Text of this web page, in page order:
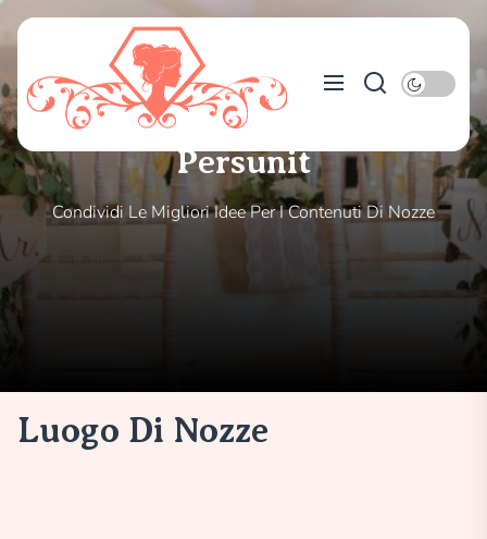
Skip
content
Persunit
Condividi Le Migliori Idee Per I Contenuti Di Nozze
Luogo Di Nozze